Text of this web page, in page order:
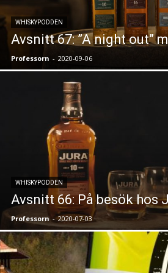
WHISKYPODDEN
Avsnitt 67: ”A night out”
Professorn - 2020-09-06
WHISKYPODDEN
Avsnitt 66: På besök hos
Professorn - 2020-07-03